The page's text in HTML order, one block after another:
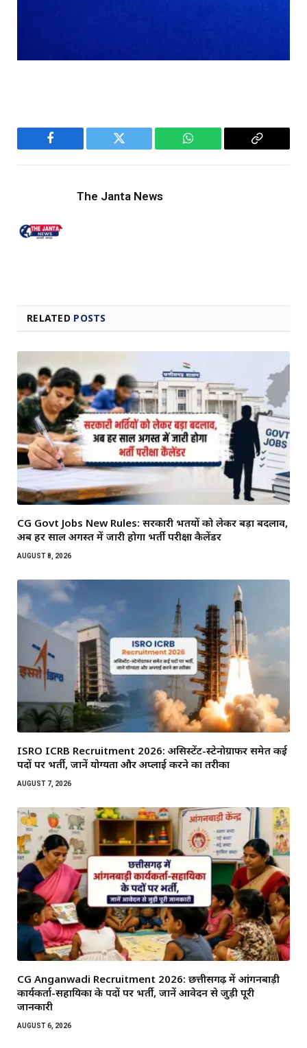
Facebook Twitter WhatsApp
Copy
The Janta News
RELATED POSTS
CG Govt Jobs New Rules: सरकारी भर्तियों को लेकर बड़ा बदलाव,
अब हर साल अगस्त में जारी होगा भर्ती परीक्षा कैलेंडर
AUGUST 8, 2026
ISRO ICRB Recruitment 2026: असिस्टेंट-स्टेनोग्राफर समेत कई
पदों पर भर्ती, जानें योग्यता और अप्लाई करने का तरीका
AUGUST 7, 2026
CG Anganwadi Recruitment 2026: छत्तीसगढ़ में आंगनबाड़ी
कार्यकर्ता-सहायिका के पदों पर भर्ती, जानें आवेदन से जुड़ी पूरी
जानकारी
AUGUST 6, 2026